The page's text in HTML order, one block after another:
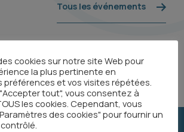
Tous les événements
cookies sur notre site Web pour
la plus pertinente en
préférences et vos visites répétées.
tout", vous consentez à
les cookies. Cependant, vous
des cookies" pour fournir un